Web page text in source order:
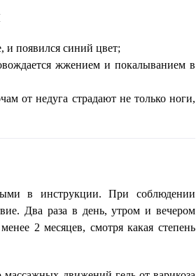
и появился синий цвет;
жжением и покалыванием в
от недуга страдают не только ноги,
в инструкции. При соблюдении
Два раза в день, утром и вечером
2 месяцев, смотря какая степень